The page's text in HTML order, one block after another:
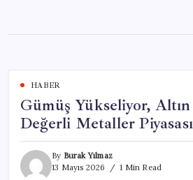
content
HABER
Gümüş Yükseliyor,
Değerli Metaller
By Burak Yılmaz
13 Mayıs 2026
1 Min Read